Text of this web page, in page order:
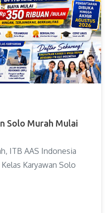
Solo Murah Mulai
ITB AAS Indonesia
Karyawan Solo